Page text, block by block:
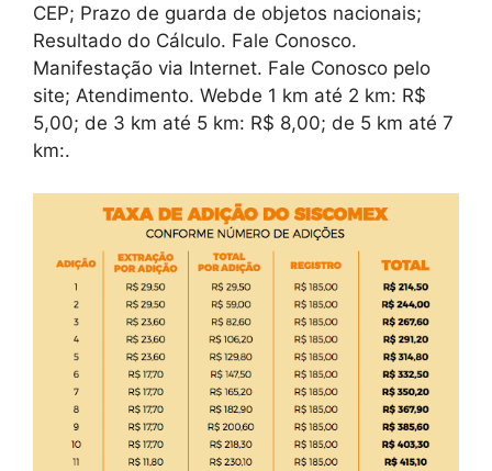
CEP; Prazo de guarda de objetos nacionais;
Resultado do Cálculo. Fale Conosco.
Manifestação via Internet. Fale Conosco pelo
site; Atendimento. Webde 1 km até 2 km: R$
5,00; de 3 km até 5 km: R$ 8,00; de 5 km até 7
km:.